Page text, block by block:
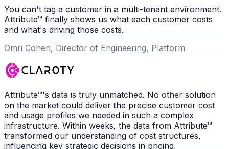
You can't tag a customer in a multi-tenant environment.
Attribute™ finally shows us what each customer costs
and what's driving those costs.
Omri Cohen, Director of Engineering, Platform
Attribute™'s data is truly unmatched. No other solution
on the market could deliver the precise customer cost
and usage profiles we needed in such a complex
infrastructure. Within weeks, the data from Attribute™
transformed our understanding of cost structures,
influencing key strategic decisions in pricing,